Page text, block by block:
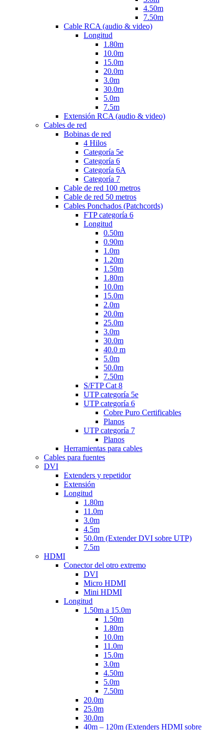
4.50m
7.50m
Cable RCA (audio & video)
Longitud
1.80m
10.0m
15.0m
20.0m
3.0m
30.0m
5.0m
7.5m
Extensión RCA (audio & video)
Cables de red
Bobinas de red
4 Hilos
Categoría 5e
Categoría 6
Categoría 6A
Categoría 7
Cable de red 100 metros
Cable de red 50 metros
Cables Ponchados (Patchcords)
FTP categoría 6
Longitud
0.50m
0.90m
1.0m
1.20m
1.50m
1.80m
10.0m
15.0m
2.0m
20.0m
25.0m
3.0m
30.0m
40.0 m
5.0m
50.0m
7.50m
S/FTP Cat 8
UTP categoría 5e
UTP categoría 6
Cobre Puro Certificables
Planos
UTP categoría 7
Planos
Herramientas para cables
Cables para fuentes
DVI
Extenders y repetidor
Extensión
Longitud
1.80m
11.0m
3.0m
4.5m
50.0m (Extender DVI sobre UTP)
7.5m
HDMI
Conector del otro extremo
DVI
Micro HDMI
Mini HDMI
Longitud
1.50m a 15.0m
1.50m
1.80m
10.0m
11.0m
15.0m
3.0m
4.50m
5.0m
7.50m
20.0m
25.0m
30.0m
40m – 120m (Extenders HDMI sobre